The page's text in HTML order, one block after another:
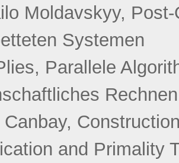
Moldavskyy,
Systemen
Parallele
Rechnen
and Primality